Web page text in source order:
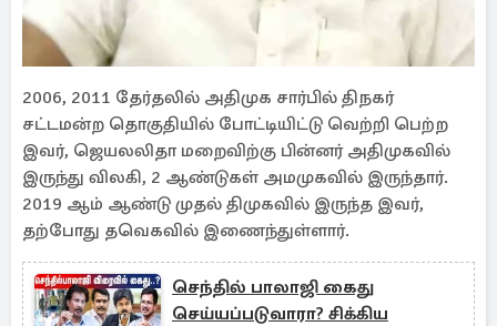
2006, 2011 தேர்தலில் அதிமுக சார்பில் திநகர்
சட்டமன்ற தொகுதியில் போட்டியிட்டு வெற்றி பெற்ற
இவர், ஜெயலலிதா மறைவிற்கு பின்னர் அதிமுகவில்
இருந்து விலகி, 2 ஆண்டுகள் அமமுகவில் இருந்தார்.
2019 ஆம் ஆண்டு முதல் திமுகவில் இருந்த இவர்,
தற்போது தவெகவில் இணைந்துள்ளார்.
செந்தில் பாலாஜி கைது
செய்யப்படுவாரா? சிக்கிய